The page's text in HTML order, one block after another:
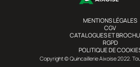
MENTIONS LÉGALES
CGV
CATALOGUES ET
RGPD
POLITIQUE DE
Copyright © Quincaillerie Aixoise 2022.